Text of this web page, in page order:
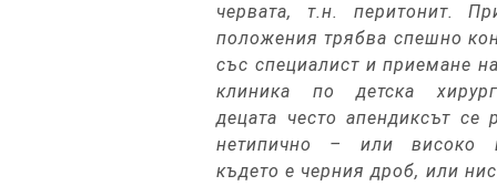
червата, т.н. перитонит.
положения трябва спешно
със специалист и приемане
клиника по детска
децата често апендиксът се
нетипично – или високо
където е черния дроб, или